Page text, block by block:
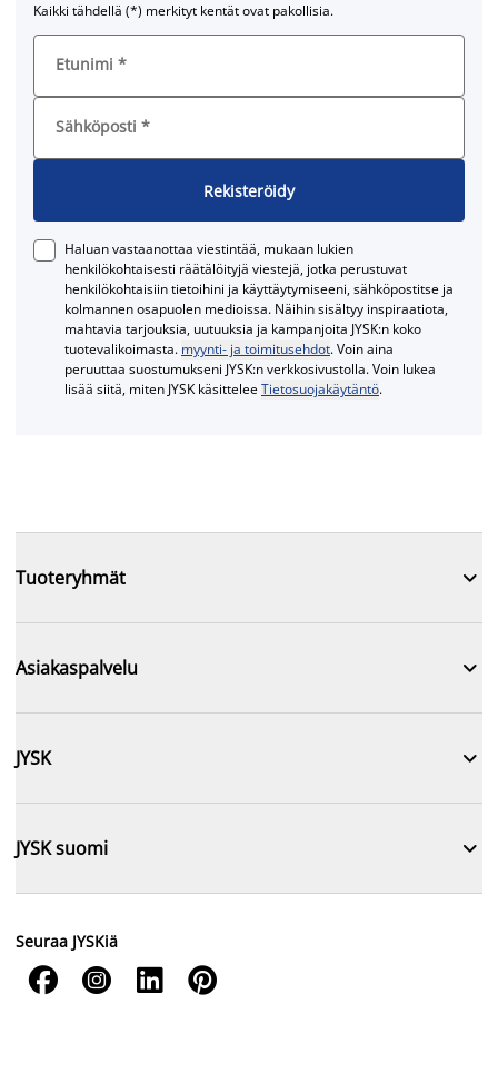
Kaikki tähdellä (*) merkityt kentät ovat pakollisia.
Etunimi *
Sähköposti *
Rekisteröidy
Haluan vastaanottaa viestintää, mukaan lukien
henkilökohtaisesti räätälöityjä viestejä, jotka perustuvat
henkilökohtaisiin tietoihini ja käyttäytymiseeni, sähköpostitse ja
kolmannen osapuolen medioissa. Näihin sisältyy inspiraatiota,
mahtavia tarjouksia, uutuuksia ja kampanjoita JYSK:n koko
tuotevalikoimasta. myynti- ja toimitusehdot. Voin aina
peruuttaa suostumukseni JYSK:n verkkosivustolla. Voin lukea
lisää siitä, miten JYSK käsitteleeTietosuojakäytäntö.
Tuoteryhmät 
Asiakaspalvelu 
JYSK 
JYSK suomi 
Seuraa JYSKiä
   